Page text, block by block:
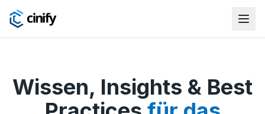
Wissen, Insights & Best